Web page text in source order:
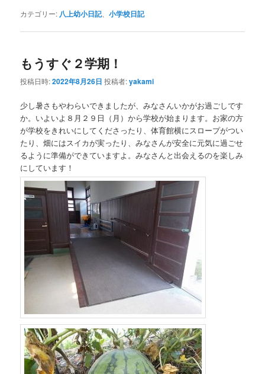
カテゴリー: 八上幼小日記、小学校日記
もうすぐ２学期！
投稿日時:2022年8月26日 投稿者:yakami
少し暑さもやわらいできましたが、みなさんいかがお過ごしです
か。いよいよ８月２９日（月）から学校が始まります。お家の方
が学校をきれいにしてくださったり、体育館横にスロープがつい
たり、畑にはスイカが実ったり、みなさんが安全に元気に過ごせ
るように準備ができていますよ。みなさんと出会えるのを楽しみ
にしています！